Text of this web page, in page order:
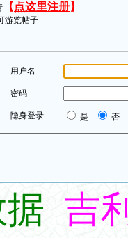
【 点这里注册】
游览帖子
用户名
密码
隐身登录 是 否
吉